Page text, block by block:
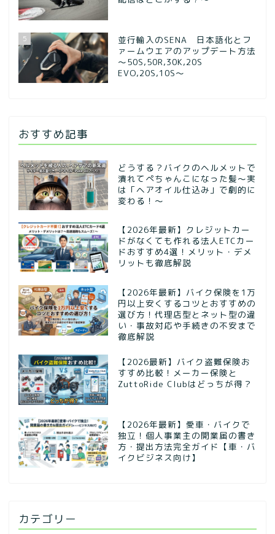
5
並行輸入のSENA 日本語化とフ
ァームウエアのアップデート方法
～50S,50R,30K,20S
EVO,20S,10S～
おすすめ記事
どうする？バイクのヘルメットで
潰れてぺちゃんこになった髪〜実
は「ヘアオイル仕込み」で劇的に
変わる！〜
【2026年最新】クレジットカー
ドがなくても作れる法人ETCカー
ドおすすめ4選！メリット・デメ
リットも徹底解説
【2026年最新】バイク保険を1万
円以上安くするコツとおすすめの
選び方！代理店型とネット型の違
い・事故対応や手続きの不安まで
徹底解説
【2026最新】バイク盗難保険お
すすめ比較！メーカー保険と
ZuttoRide Clubはどっちが得？
【2026年最新】愛車・バイクで
独立！個人事業主の開業届の書き
方・提出方法完全ガイド【車・バ
イクビジネス向け】
カテゴリー